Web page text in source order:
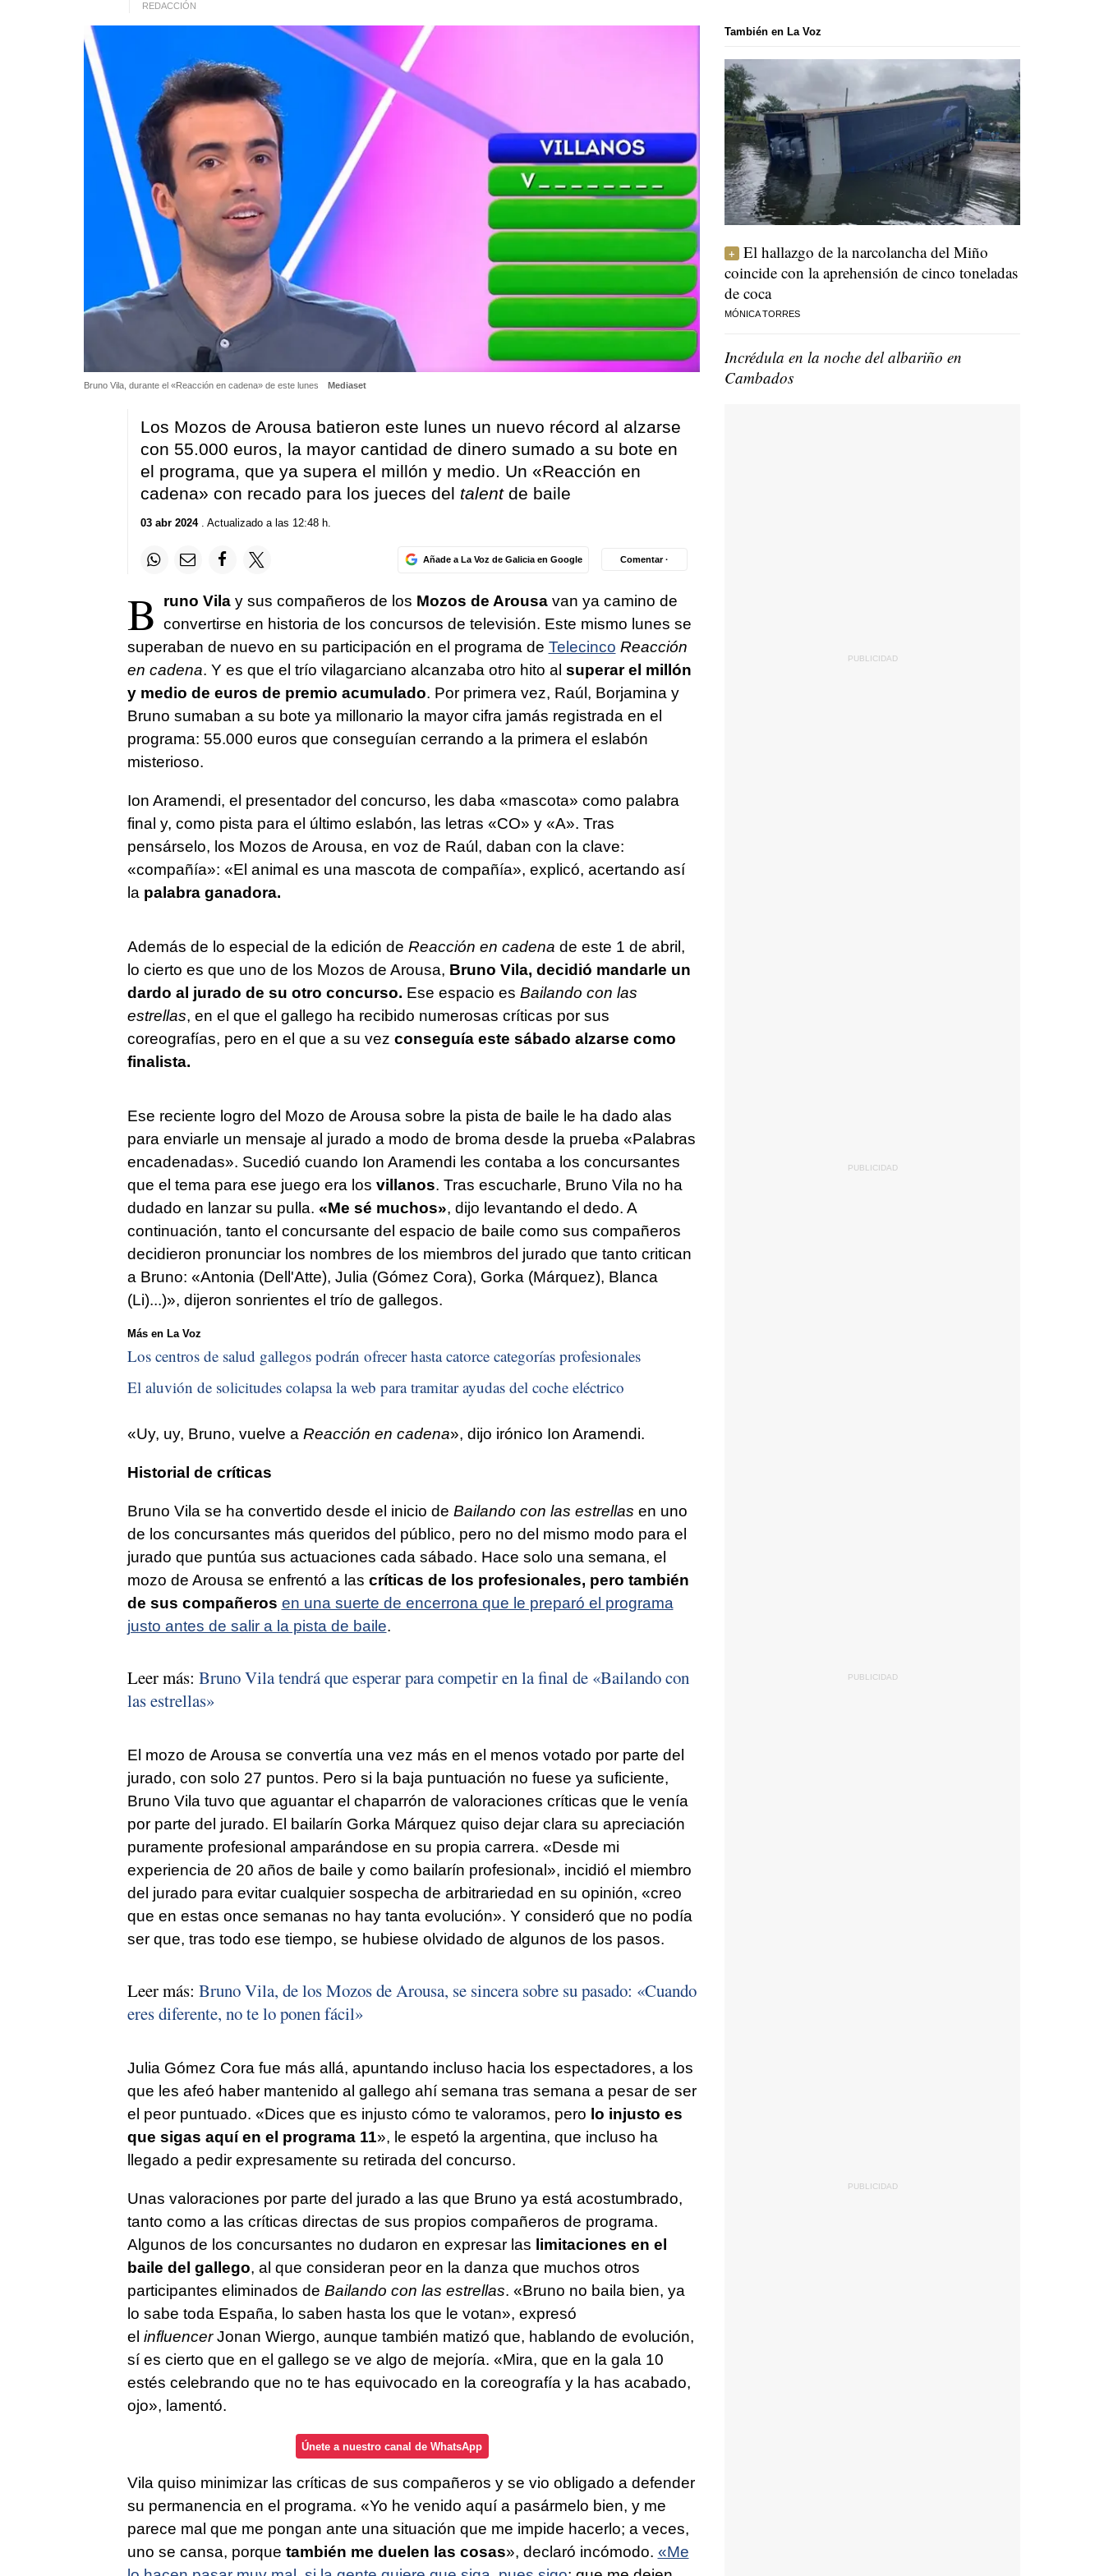
REDACCIÓN
Bruno Vila, durante el «Reacción en cadena» de este lunes Mediaset
Los Mozos de Arousa batieron este lunes un nuevo récord al alzarse
con 55.000 euros, la mayor cantidad de dinero sumado a su bote en
el programa, que ya supera el millón y medio. Un «Reacción en
cadena» con recado para los jueces del talentde baile
03 abr 2024. Actualizado a las 12:48 h.
Añade a La Voz de Galicia en Google Comentar ·
B runo Vilay sus compañeros de los Mozos de Arousavan ya camino de
convertirse en historia de los concursos de televisión. Este mismo lunes se
superaban de nuevo en su participación en el programa de Telecinco Reacción
en cadena. Y es que el trío vilagarciano alcanzaba otro hito al superar el millón
y medio de euros de premio acumulado. Por primera vez, Raúl, Borjamina y
Bruno sumaban a su bote ya millonario la mayor cifra jamás registrada en el
programa: 55.000 euros que conseguían cerrando a la primera el eslabón
misterioso.
Ion Aramendi, el presentador del concurso, les daba «mascota» como palabra
final y, como pista para el último eslabón, las letras «CO» y «A». Tras
pensárselo, los Mozos de Arousa, en voz de Raúl, daban con la clave:
«compañía»: «El animal es una mascota de compañía», explicó, acertando así
la palabra ganadora.
Además de lo especial de la edición de Reacción en cadena de este 1 de abril,
lo cierto es que uno de los Mozos de Arousa, Bruno Vila, decidió mandarle un
dardo al jurado de su otro concurso. Ese espacio es Bailando con las
estrellas, en el que el gallego ha recibido numerosas críticas por sus
coreografías, pero en el que a su vez conseguía este sábado alzarse como
finalista.
Ese reciente logro del Mozo de Arousa sobre la pista de baile le ha dado alas
para enviarle un mensaje al jurado a modo de broma desde la prueba «Palabras
encadenadas». Sucedió cuando Ion Aramendi les contaba a los concursantes
que el tema para ese juego era los villanos. Tras escucharle, Bruno Vila no ha
dudado en lanzar su pulla. «Me sé muchos», dijo levantando el dedo. A
continuación, tanto el concursante del espacio de baile como sus compañeros
decidieron pronunciar los nombres de los miembros del jurado que tanto critican
a Bruno: «Antonia (Dell'Atte), Julia (Gómez Cora), Gorka (Márquez), Blanca
(Li)...)», dijeron sonrientes el trío de gallegos.
Más en La Voz
Los centros de salud gallegos podrán ofrecer hasta catorce categorías profesionales
El aluvión de solicitudes colapsa la web para tramitar ayudas del coche eléctrico
«Uy, uy, Bruno, vuelve a Reacción en cadena», dijo irónico Ion Aramendi.
Historial de críticas
Bruno Vila se ha convertido desde el inicio de Bailando con las estrellas en uno
de los concursantes más queridos del público, pero no del mismo modo para el
jurado que puntúa sus actuaciones cada sábado. Hace solo una semana, el
mozo de Arousa se enfrentó a las críticas de los profesionales, pero también
de sus compañeros en una suerte de encerrona que le preparó el programa
justo antes de salir a la pista de baile.
Leer más: Bruno Vila tendrá que esperar para competir en la final de «Bailando con
las estrellas»
El mozo de Arousa se convertía una vez más en el menos votado por parte del
jurado, con solo 27 puntos. Pero si la baja puntuación no fuese ya suficiente,
Bruno Vila tuvo que aguantar el chaparrón de valoraciones críticas que le venía
por parte del jurado. El bailarín Gorka Márquez quiso dejar clara su apreciación
puramente profesional amparándose en su propia carrera. «Desde mi
experiencia de 20 años de baile y como bailarín profesional», incidió el miembro
del jurado para evitar cualquier sospecha de arbitrariedad en su opinión, «creo
que en estas once semanas no hay tanta evolución». Y consideró que no podía
ser que, tras todo ese tiempo, se hubiese olvidado de algunos de los pasos.
Leer más: Bruno Vila, de losMozos de Arousa, se sincera sobre su pasado: «Cuando
eres diferente, no te lo ponen fácil»
Julia Gómez Cora fue más allá, apuntando incluso hacia los espectadores, a los
que les afeó haber mantenido al gallego ahí semana tras semana a pesar de ser
el peor puntuado. «Dices que es injusto cómo te valoramos, pero lo injusto es
que sigas aquí en el programa 11», le espetó la argentina, que incluso ha
llegado a pedir expresamente su retirada del concurso.
Unas valoraciones por parte del jurado a las que Bruno ya está acostumbrado,
tanto como a las críticas directas de sus propios compañeros de programa.
Algunos de los concursantes no dudaron en expresar las limitaciones en el
baile del gallego, al que consideran peor en la danza que muchos otros
participantes eliminados de Bailando con las estrellas. «Bruno no baila bien, ya
lo sabe toda España, lo saben hasta los que le votan», expresó
el influencerJonan Wiergo, aunque también matizó que, hablando de evolución,
sí es cierto que en el gallego se ve algo de mejoría. «Mira, que en la gala 10
estés celebrando que no te has equivocado en la coreografía y la has acabado,
ojo», lamentó.
Únete a nuestro canal de WhatsApp
Vila quiso minimizar las críticas de sus compañeros y se vio obligado a defender
su permanencia en el programa. «Yo he venido aquí a pasármelo bien, y me
parece mal que me pongan ante una situación que me impide hacerlo; a veces,
uno se cansa, porque también me duelen las cosas», declaró incómodo. «Me
También en La Voz
El hallazgo de la narcolancha del Miño
coincide con la aprehensión de cinco toneladas
de coca
MÓNICA TORRES
Incrédula en la noche del albariño en
Cambados